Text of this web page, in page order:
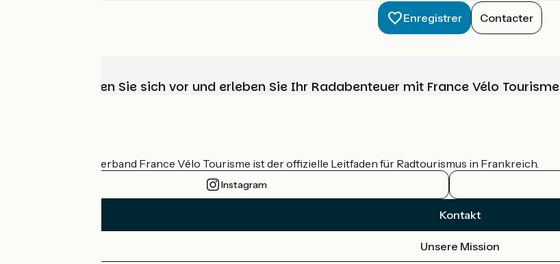
Enregistrer Contacter
Wählen, bereiten Sie sich vor und erleben Sie Ihr Radabenteuer mit France Vélo Tourisme
Der nationale Verband France Vélo Tourisme ist der offizielle Leitfaden für Radtourismus in Frankreich.
Instagram
Kontakt
Unsere Mission